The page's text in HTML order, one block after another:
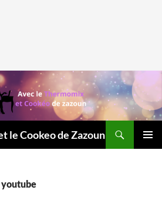
le Cookeo de Zazoun